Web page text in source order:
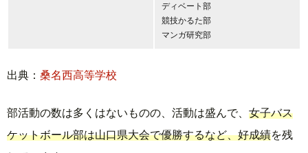
ディベート部
競技かるた部
マンガ研究部
出典： 桑名西高等学校
部活動の数は多くはないものの、活動は盛んで、 女子バス
ケットボール部は山口県大会で優勝するなど、好成績を残